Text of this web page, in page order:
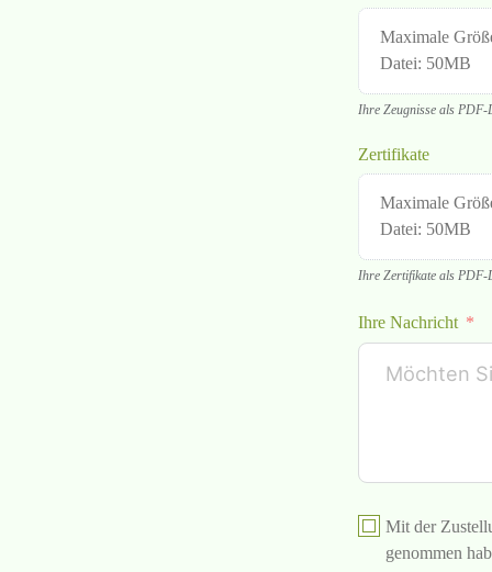
Maximale
Datei: 50MB
Ihre Zeugnisse als PDF-
Zertifikate
Maximale
Datei: 50MB
Ihre Zertifikate als PDF-
Ihre Nachricht
Mit der
genommen